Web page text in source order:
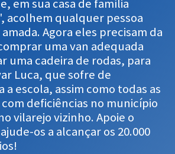
em sua casa de família
acolhem qualquer pessoa
Agora eles precisam da
uma van adequada
uma cadeira de rodas, para
Luca, que sofre de
a escola, assim como todas as
deficiências no município
vilarejo vizinho. Apoie o
os a alcançar os 20.000